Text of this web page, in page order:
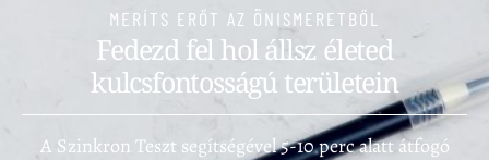
MERÍTS ERŐT AZ ÖNISMERETBŐL
Fedezd fel hol állsz életed
kulcsfontosságú területein
A Szinkron Teszt segítségével 5-10 perc alatt átfogó